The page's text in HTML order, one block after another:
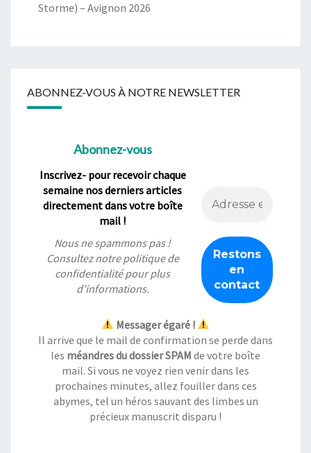
Storme) – Avignon 2026
ABONNEZ-VOUS À NOTRE NEWSLETTER
Abonnez-vous
Inscrivez- pour recevoir chaque
semaine nos derniers articles
directement dans votre boîte
mail !
Nous ne spammons pas !
Consultez notrepolitique de
confidentialitépour plus
d’informations.
Messager égaré !
Il arrive que le mail de confirmation se perde dans
les méandres du dossier SPAM de votre boîte
mail. Si vous ne voyez rien venir dans les
prochaines minutes, allez fouiller dans ces
abymes, tel un héros sauvant des limbes un
précieux manuscrit disparu !